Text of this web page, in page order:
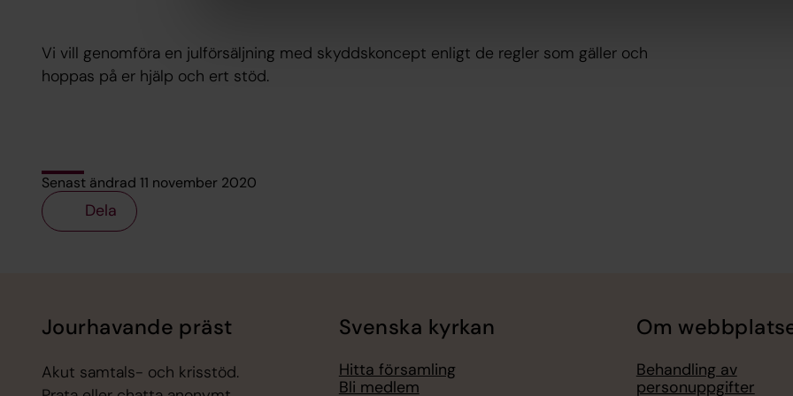
Vi vill genomföra en julförsäljning med skyddskoncept enligt de regler som gäller och
hoppas på er hjälp och ert stöd.
Senast ändrad 11 november 2020
Dela
Jourhavande präst
Akut samtals- och krisstöd.
Svenska kyrkan
Hitta församling
Bli medlem
Om
Behandling av
personuppgifter